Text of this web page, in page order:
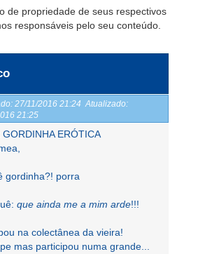
de propriedade de seus respectivos
responsáveis pelo seu conteúdo.
27/11/2016 21:24 Atualizado:
21:25
GORDINHA ERÓTICA
gordinha?! porra
que ainda me a mim arde!!!
na colectânea da vieira!
mas participou numa grande...